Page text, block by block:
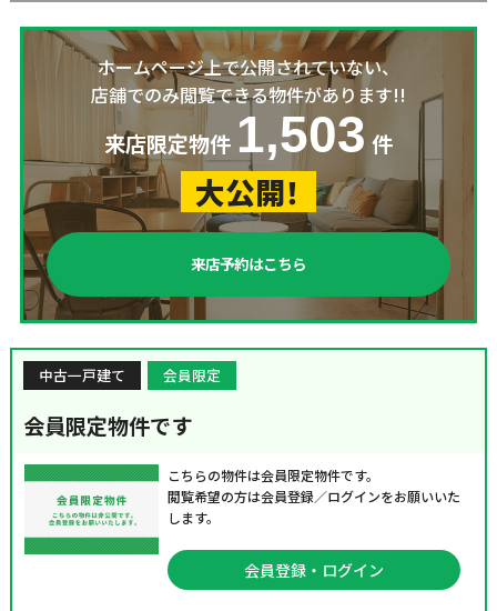
ホームページ上で公開されていない、
店舗でのみ閲覧できる物件があります!!
来店限定物件 1,503 件
大公開！
来店予約はこちら
中古一戸建て 会員限定
会員限定物件です
こちらの物件は会員限定物件です。
閲覧希望の方は会員登録／ログインをお願いいた
します。
会員登録・ログイン